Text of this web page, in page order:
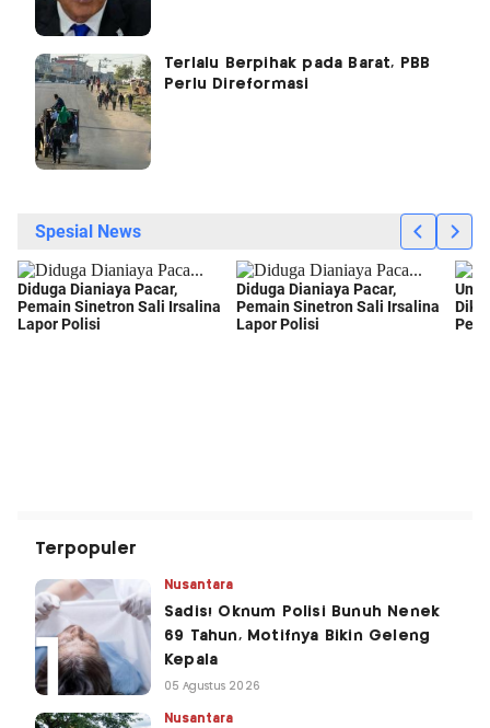
Terlalu Berpihak pada Barat, PBB
Perlu Direformasi
Terpopuler
Nusantara
Sadis! Oknum Polisi Bunuh Nenek
69 Tahun, Motifnya Bikin Geleng
Kepala
05 Agustus 2026
Nusantara